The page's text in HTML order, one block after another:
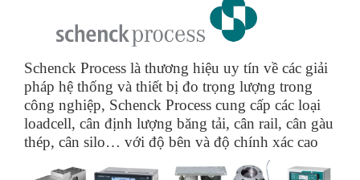
Schenck Process là thương hiệu uy tín về các giải
pháp hệ thống và thiết bị đo trọng lượng trong
công nghiệp, Schenck Process cung cấp các loại
loadcell, cân định lượng băng tải, cân rail, cân gàu
thép, cân silo… với độ bên và độ chính xác cao